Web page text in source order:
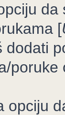
[
dodati
opciju